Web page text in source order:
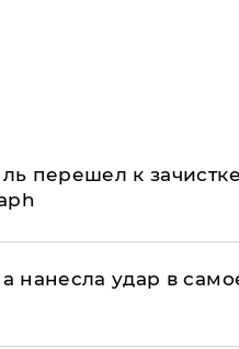
перешел к зачистке
нанесла удар в